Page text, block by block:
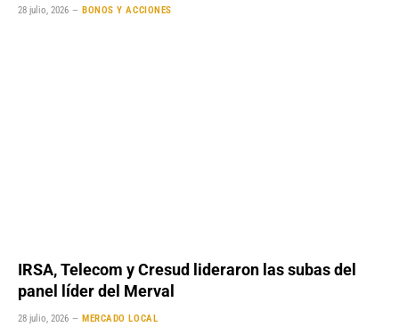
28 julio, 2026 BONOS Y ACCIONES
IRSA, Telecom y Cresud lideraron las subas del
panel líder del Merval
28 julio, 2026 MERCADO LOCAL